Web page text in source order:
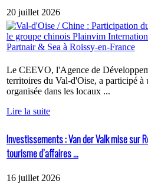
20 juillet 2026
Le CEEVO, l'Agence de
territoires du Val-d'Oise, a participé à
organisée dans les locaux ...
Lire la suite
Investissements : Van der Valk mise sur
tourisme d’affaires ...
16 juillet 2026